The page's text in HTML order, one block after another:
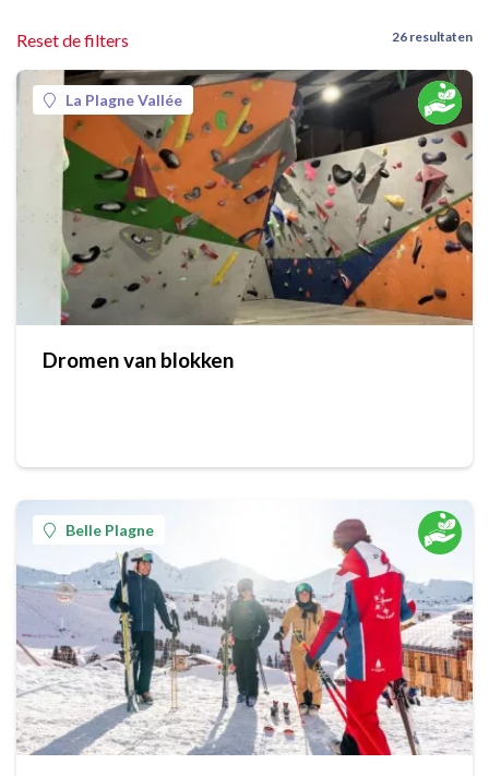
Reset de filters 26 resultaten
La Plagne Vallée
Dromen van blokken
Belle Plagne